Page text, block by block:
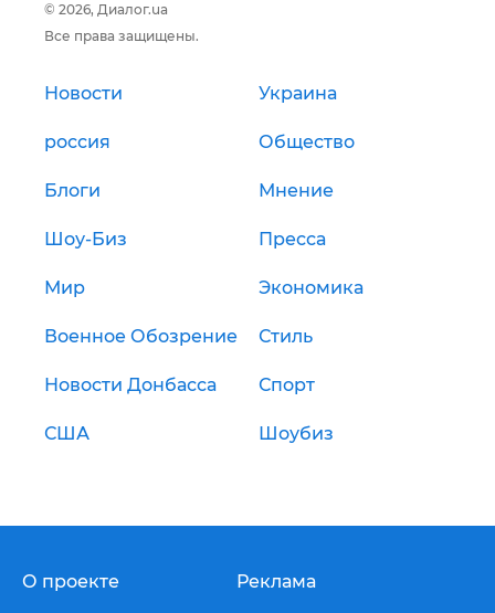
© 2026, Диалог.ua
Все права защищены.
Новости Украина
россия Общество
Блоги Мнение
Шоу-Биз Пресса
Мир Экономика
Военное Обозрение Стиль
Новости Донбасса Спорт
США Шоубиз
О проекте Реклама